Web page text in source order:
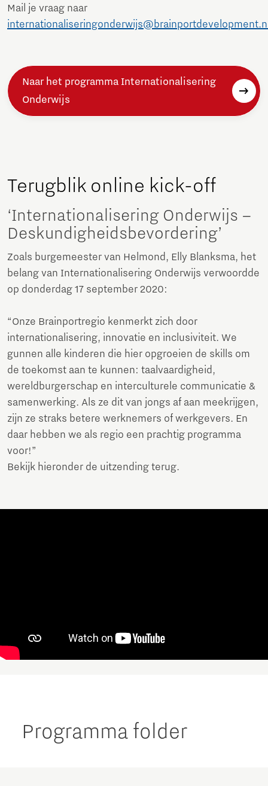
Mail je vraag naar
Naar het programma Internationalisering
Onderwijs
Terugblik online kick-off
‘Internationalisering Onderwijs –
Deskundigheidsbevordering’
Zoals burgemeester van Helmond, Elly Blanksma, het
belang van Internationalisering Onderwijs verwoordde
op donderdag 17 september 2020:
“Onze Brainportregio kenmerkt zich door
internationalisering, innovatie en inclusiviteit. We
gunnen alle kinderen die hier opgroeien de skills om
de toekomst aan te kunnen: taalvaardigheid,
wereldburgerschap en interculturele communicatie &
samenwerking. Als ze dit van jongs af aan meekrijgen,
zijn ze straks betere werknemers of werkgevers. En
daar hebben we als regio een prachtig programma
voor!”
Bekijk hieronder de uitzending terug.
Programma folder